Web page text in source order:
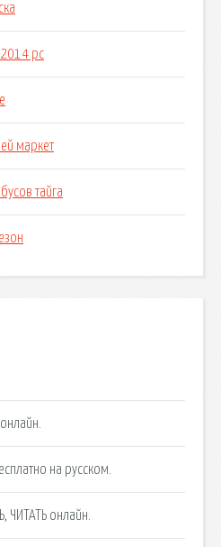
2014 pc
маркет
тайга
на русском.
ЧИТАТЬ онлайн.